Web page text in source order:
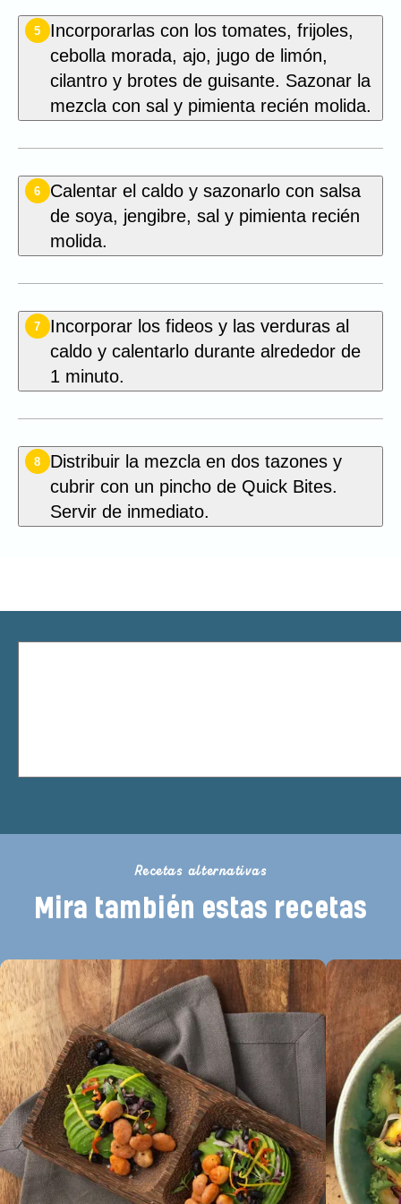
5
Incorporarlas con los tomates, frijoles,
cebolla morada, ajo, jugo de limón,
cilantro y brotes de guisante. Sazonar la
mezcla con sal y pimienta recién molida.
6
Calentar el caldo y sazonarlo con salsa
de soya, jengibre, sal y pimienta recién
molida.
7
Incorporar los fideos y las verduras al
caldo y calentarlo durante alrededor de
1 minuto.
8
Distribuir la mezcla en dos tazones y
cubrir con un pincho de Quick Bites.
Servir de inmediato.
Recetas alternativas
Mira también estas recetas